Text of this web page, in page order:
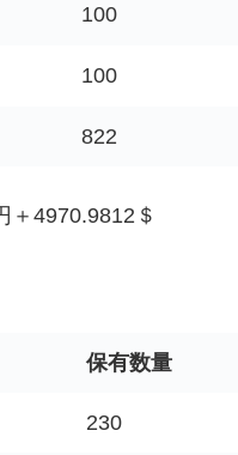
100
100
822
4970.9812＄
保有数量
230